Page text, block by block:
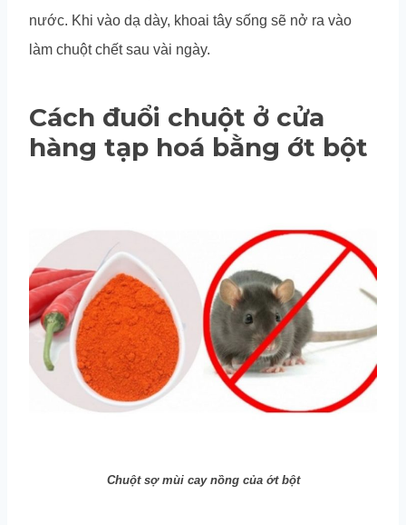
nước. Khi vào dạ dày, khoai tây sống sẽ nở ra vào
làm chuột chết sau vài ngày.
Cách đuổi chuột ở cửa
hàng tạp hoá bằng ớt bột
Chuột sợ mùi cay nồng của ớt bột